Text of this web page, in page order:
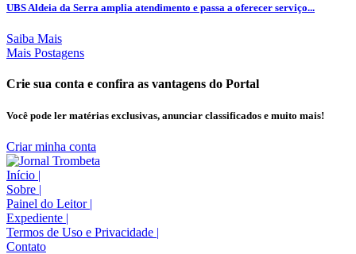
UBS Aldeia da Serra amplia atendimento e passa a oferecer serviço...
Saiba Mais
Mais Postagens
Crie sua conta e confira as vantagens do Portal
Você pode ler matérias exclusivas, anunciar classificados e muito mais!
Criar minha conta
Início |
Sobre |
Painel do Leitor |
Expediente |
Termos de Uso e Privacidade |
Contato